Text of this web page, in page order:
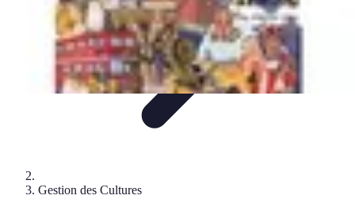
Gestion des Cultures